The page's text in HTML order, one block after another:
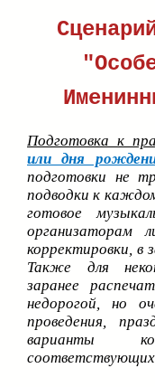
Подготовка к
или дня
подготовки не
подводки к
готовое
организаторам
корректировки, в
Также для
заранее
недорогой, но
проведения,
варианты
соответствующих